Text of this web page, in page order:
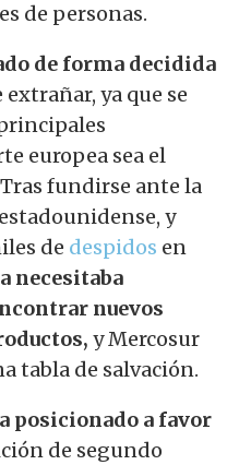
de personas.
de forma decidida
extrañar, ya que se
europea sea el
fundirse ante la
y
de despidos en
necesitaba
nuevos
y Mercosur
tabla de salvación.
posicionado a favor
de segundo